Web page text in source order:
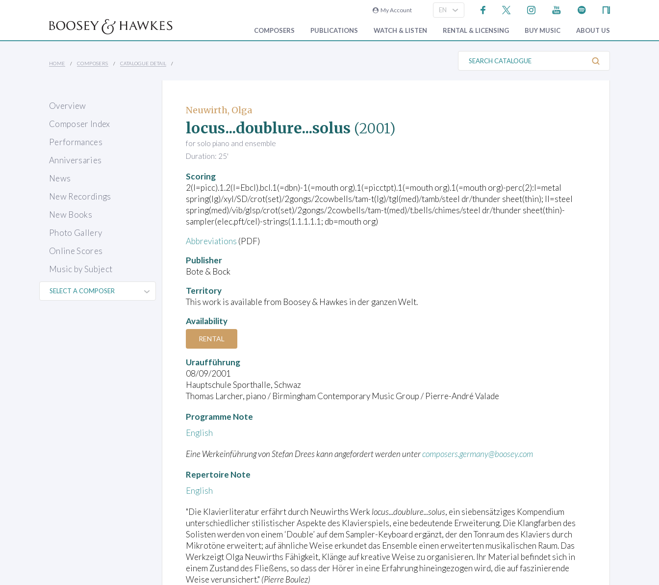
My Account
COMPOSERS PUBLICATIONS WATCH & LISTEN RENTAL & LICENSING BUY MUSIC ABOUT US
HOME COMPOSERS CATALOGUE DETAIL
S
a
Overview
Composer Index
Performances
Anniversaries
News
New Recordings
New Books
Photo Gallery
Online Scores
Music by Subject
Neuwirth, Olga
locus...doublure...solus (2001)
for solo piano and ensemble
Duration: 25'
Scoring
2(I=picc).1.2(I=Ebcl).bcl.1(=dbn)-1(=mouth org).1(=picctpt).1(=mouth org).1(=mouth org)-perc(2):I=metal
spring(lg)/xyl/SD/crot(set)/2gongs/2cowbells/tam-t(lg)/tgl(med)/tamb/steel dr/thunder sheet(thin); II=steel
spring(med)/vib/glsp/crot(set)/2gongs/2cowbells/tam-t(med)/t.bells/chimes/steel dr/thunder sheet(thin)-
sampler(elec.pft/cel)-strings(1.1.1.1.1; db=mouth org)
Abbreviations (PDF)
Publisher
Bote & Bock
Territory
This work is available from Boosey & Hawkes in der ganzen Welt.
Availability
RENTAL
Uraufführung
08/09/2001
Hauptschule Sporthalle, Schwaz
Thomas Larcher, piano / Birmingham Contemporary Music Group / Pierre-André Valade
Programme Note
English
Eine Werkeinführung von Stefan Drees kann angefordert werden untercomposers.germany@boosey.com
Repertoire Note
English
"Die Klavierliteratur erfährt durch Neuwirths Werk locus...doublure...solus, ein siebensätziges Kompendium
unterschiedlicher stilistischer Aspekte des Klavierspiels, eine bedeutende Erweiterung. Die Klangfarben des
Solisten werden von einem ‘Double’ auf dem Sampler-Keyboard ergänzt, der den Tonraum des Klaviers durch
Mikrotöne erweitert; auf ähnliche Weise erkundet das Ensemble einen erweiterten musikalischen Raum. Das
Werkzeigt Olga Neuwirths Fähigkeit, Klänge auf kreative Weise zu organisieren. Ihr Material befindet sich in
einem Zustand des Fließens, so dass der Hörer in eine Erfahrung hineingezogen wird, die auf faszinierende
Weise verunsichert." (Pierre Boulez)